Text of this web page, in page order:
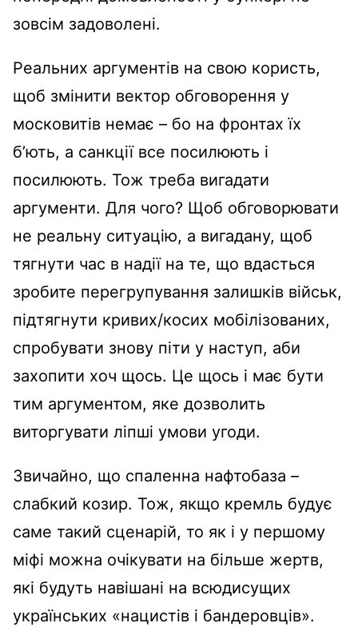
зовсім задоволені.
Реальних аргументів на свою користь,
щоб змінити вектор обговорення у
московитів немає – бо на фронтах їх
б’ють, а санкції все посилюють і
посилюють. Тож треба вигадати
аргументи. Для чого? Щоб обговорювати
не реальну ситуацію, а вигадану, щоб
тягнути час в надії на те, що вдасться
зробите перегрупування залишків військ,
підтягнути кривих/косих мобілізованих,
спробувати знову піти у наступ, аби
захопити хоч щось. Це щось і має бути
тим аргументом, яке дозволить
виторгувати ліпші умови угоди.
Звичайно, що спаленна нафтобаза –
слабкий козир. Тож, якщо кремль будує
саме такий сценарій, то як і у першому
міфі можна очікувати на більше жертв,
які будуть навішані на всюдисущих
українських «нацистів і бандеровців».